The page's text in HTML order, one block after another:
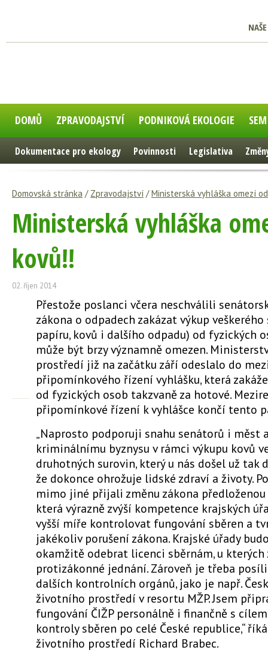
DOMŮ ZPRAVODAJSTVÍ PODNIKOVÁ EKOLOGIE
Dokumentace pro ekology Povinnosti Legislativa
Domovská stránka / Zpravodajství /Ministerská vyhláška omezí
Ministerská vyhláška
kovů!!
02. říjen 2014
Přestože poslanci včera neschválili
zákona o odpadech zakázat výkup veškerého
papíru, kovů i dalšího odpadu) od fyzických
může být brzy významně omezen.
prostředí již na začátku září odeslalo do
připomínkového řízení vyhlášku, která
od fyzických osob takzvaně za hotové.
připomínkové řízení k vyhlášce končí tento
„Naprosto podporuji snahu senátorů i měst
kriminálnímu byznysu v rámci výkupu kovů
druhotných surovin, který u nás došel už tak
že dokonce ohrožuje lidské zdraví a životy.
mimo jiné přijali změnu zákona předloženou
která výrazně zvýší kompetence krajských
vyšší míře kontrolovat fungování sběren a
jakékoliv porušení zákona. Krajské úřady
okamžitě odebrat licenci sběrnám, u
protizákonné jednání. Zároveň je třeba
dalších kontrolních orgánů, jako je např.
životního prostředí v resortu MŽP. Jsem
fungování ČIŽP personálně i finančně s
kontroly sběren po celé České republice,“
životního prostředí Richard Brabec.